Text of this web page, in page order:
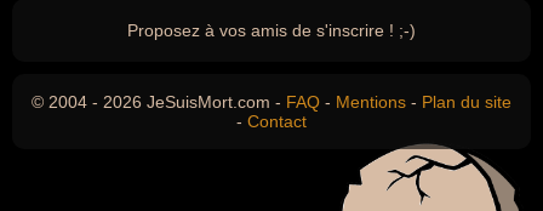
Proposez à vos amis de s'inscrire ! ;-)
© 2004 - 2026 JeSuisMort.com - FAQ - Mentions - Plan du site
- Contact